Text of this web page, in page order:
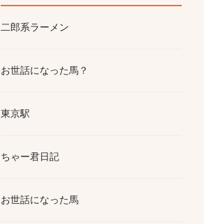
二郎系ラーメン
お世話になった馬？
東京駅
ちゃー君日記
お世話になった馬